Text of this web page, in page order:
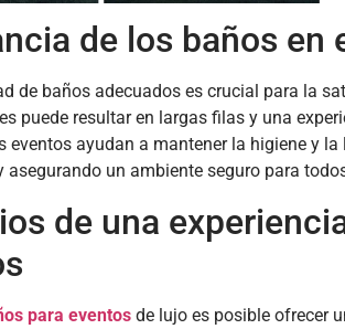
de los baños en
de baños adecuados es crucial para la
puede resultar en largas filas y una
eventos ayudan a mantener la higiene y
asegurando un ambiente seguro para
de una
para eventosde lujo es posible ofrecer